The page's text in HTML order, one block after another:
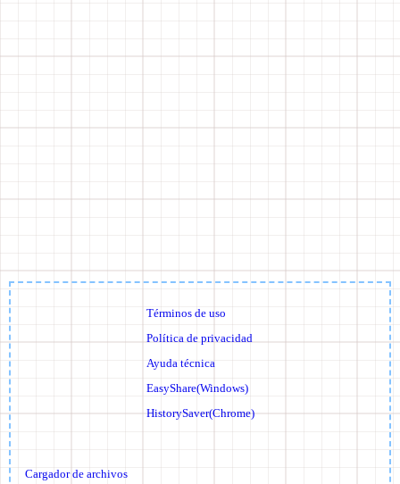
Términos de uso
Política de privacidad
Ayuda técnica
EasyShare(Windows)
HistorySaver(Chrome)
Cargador de archivos